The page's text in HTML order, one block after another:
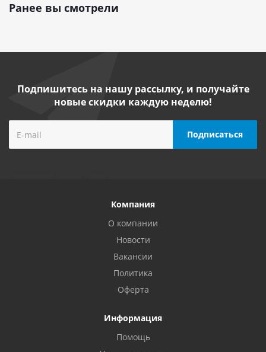
Ранее вы смотрели
Подпишитесь на нашу рассылку, и получайте
новые скидки каждую неделю!
Компания
О компании
Новости
Вакансии
Политика
Оферта
Информация
Помощь